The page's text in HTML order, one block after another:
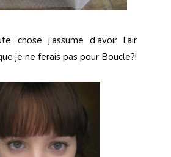
chose j’assume d’avoir l’air
je ne ferais pas pour Boucle?!